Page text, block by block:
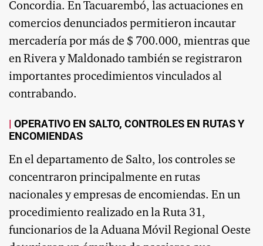
Concordia. En Tacuarembó, las actuaciones en
comercios denunciados permitieron incautar
mercadería por más de $ 700.000, mientras que
en Rivera y Maldonado también se registraron
importantes procedimientos vinculados al
contrabando.
OPERATIVO EN SALTO, CONTROLES EN RUTAS Y
ENCOMIENDAS
En el departamento de Salto, los controles se
concentraron principalmente en rutas
nacionales y empresas de encomiendas. En un
procedimiento realizado en la Ruta 31,
funcionarios de la Aduana Móvil Regional Oeste